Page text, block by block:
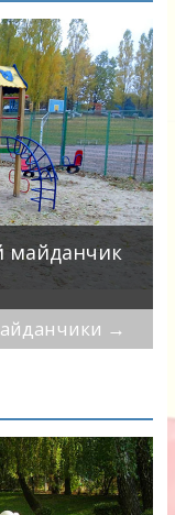
майданчик
→